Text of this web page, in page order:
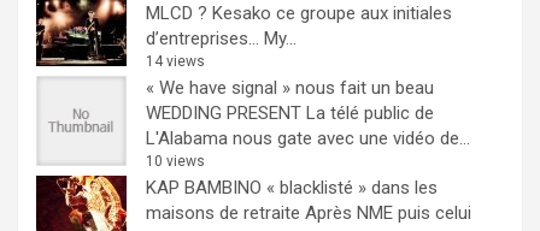
MLCD ? Kesako ce groupe aux initiales
d’entreprises… My...
14 views
« We have signal » nous fait un beau
WEDDING PRESENT La télé public de
L'Alabama nous gate avec une vidéo de...
10 views
KAP BAMBINO « blacklisté » dans les
maisons de retraite Après NME puis celui